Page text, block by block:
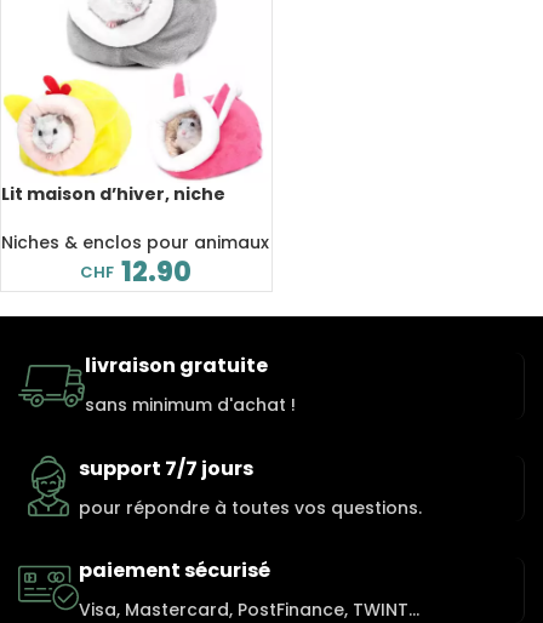
Lit maison d’hiver, niche
rongeur
Niches & enclos pour animaux
CHF 12.90
livraison gratuite
sans minimum d'achat !
support 7/7 jours
pour répondre à toutes vos questions.
paiement sécurisé
Visa, Mastercard, PostFinance, TWINT...